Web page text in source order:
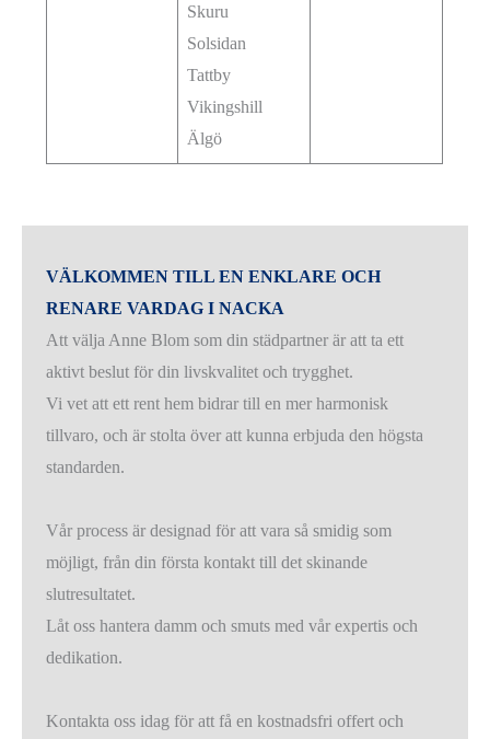
Skuru
Solsidan
Tattby
Vikingshill
Älgö
VÄLKOMMEN TILL EN ENKLARE OCH
RENARE VARDAG I NACKA
Att välja Anne Blom som din städpartner är att ta ett
aktivt beslut för din livskvalitet och trygghet.
Vi vet att ett rent hem bidrar till en mer harmonisk
tillvaro, och är stolta över att kunna erbjuda den högsta
standarden.
Vår process är designad för att vara så smidig som
möjligt, från din första kontakt till det skinande
slutresultatet.
Låt oss hantera damm och smuts med vår expertis och
dedikation.
Kontakta oss idag för att få en kostnadsfri offert och